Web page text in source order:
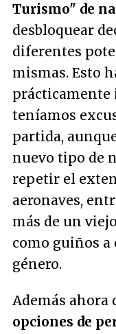
Turismo" de
desbloquear
diferentes
mismas. Esto
prácticamente
teníamos
partida,
nuevo tipo de
repetir el
aeronaves,
más de un
como guiños a
género.
Además ahora
opciones de